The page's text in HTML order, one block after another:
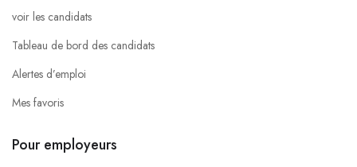
voir les candidats
Tableau de bord des candidats
Alertes d’emploi
Mes favoris
Pour employeurs